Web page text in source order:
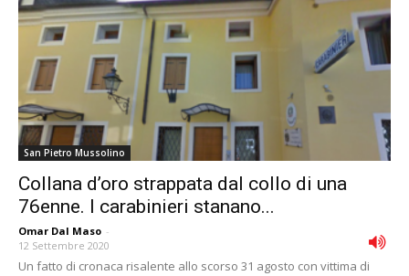
San Pietro Mussolino
Collana d’oro strappata dal collo di una
76enne. I carabinieri stanano...
Omar Dal Maso -
12 Settembre 2020
Un fatto di cronaca risalente allo scorso 31 agosto con vittima di